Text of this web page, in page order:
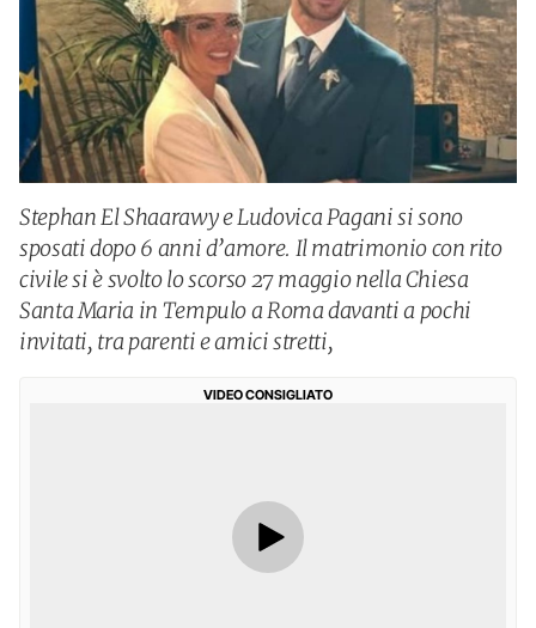
Stephan El Shaarawy e Ludovica Pagani si sono
sposati dopo 6 anni d’amore. Il matrimonio con rito
civile si è svolto lo scorso 27 maggio nella Chiesa
Santa Maria in Tempulo a Roma davanti a pochi
invitati, tra parenti e amici stretti,
VIDEO CONSIGLIATO